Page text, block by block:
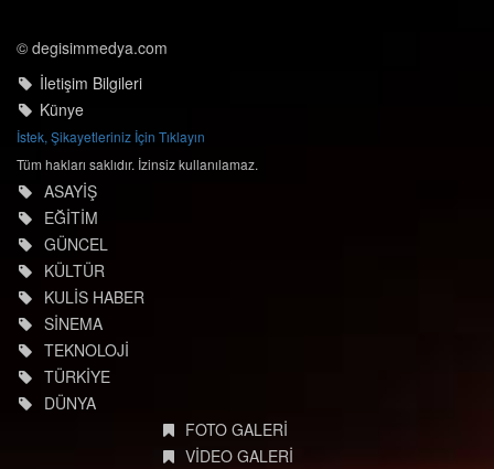
© degisimmedya.com
İletişim Bilgileri
Künye
İstek, Şikayetleriniz İçin Tıklayın
Tüm hakları saklıdır. İzinsiz kullanılamaz.
ASAYİŞ
EĞİTİM
GÜNCEL
KÜLTÜR
KULİS HABER
SİNEMA
TEKNOLOJİ
TÜRKİYE
DÜNYA
FOTO GALERİ
VİDEO GALERİ